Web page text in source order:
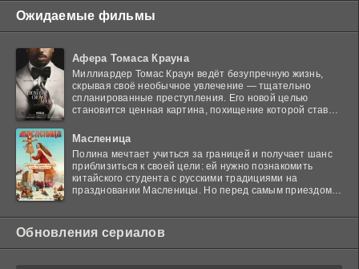
Ожидаемые фильмы
Афера Томаса Крауна
Миллиардер Томас Краун ведёт безупречную жизнь,
скрывая своё необычное увлечение — тщательно
спланированные преступления. Его новой целью
становится ценная картина, похищение которой ставит
Масленица
Полина мечтает учиться за границей и получает шанс
приблизиться к своей цели: ей нужно познакомить
китайского студента с русскими традициями на
праздновании Масленицы. Но перед самым приездом
Обновления сериалов